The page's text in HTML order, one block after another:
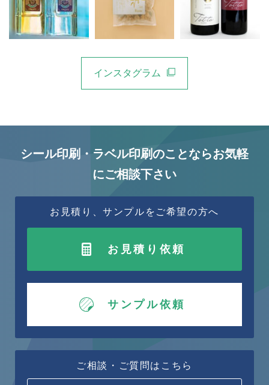
インスタグラム
シール印刷・ラベル印刷のことならお気軽
にご相談下さい
お見積り、サンプルをご希望の方へ
お見積り依頼
サンプル依頼
ご相談・ご質問はこちら